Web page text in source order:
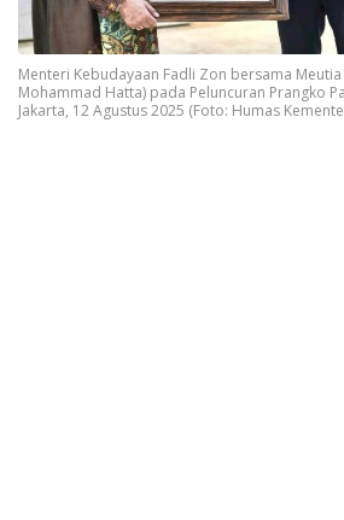
Menteri Kebudayaan Fadli Zon bersama
Mohammad Hatta) pada Peluncuran Prangko
Jakarta, 12 Agustus 2025 (Foto: Humas